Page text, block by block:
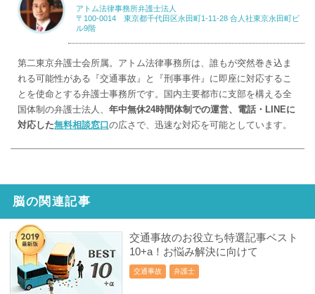
アトム法律事務所弁護士法人
〒100-0014 東京都千代田区永田町1-11-28 合人社東京永田町ビ
ル9階
第二東京弁護士会所属。アトム法律事務所は、誰もが突然巻き込ま
れる可能性がある『交通事故』と『刑事事件』に即座に対応するこ
とを使命とする弁護士事務所です。国内主要都市に支部を構える全
国体制の弁護士法人、 年中無休24時間体制での運営、電話・LINEに
対応した無料相談窓口の広さで、迅速な対応を可能としています。
脳の関連記事
交通事故のお役立ち特選記事ベスト
10+a！お悩み解決に向けて
交通事故 弁護士